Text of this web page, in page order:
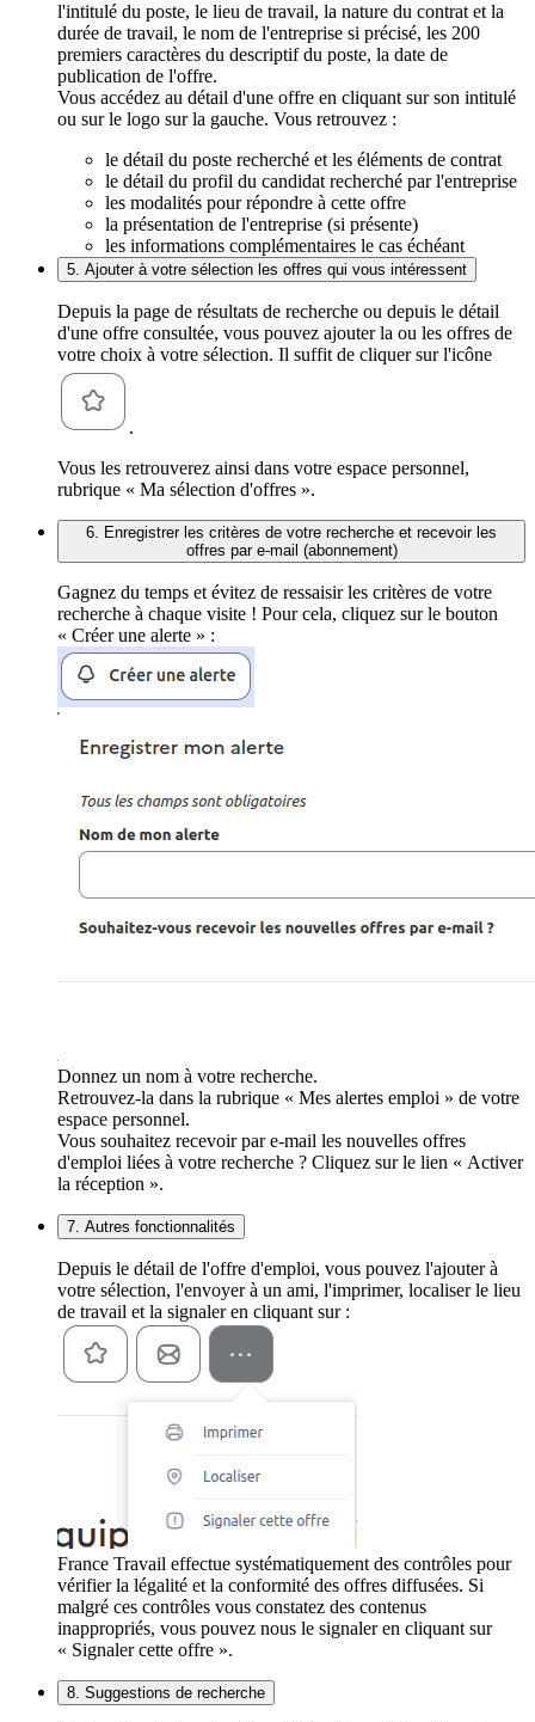
l'intitulé du poste, le lieu de travail, la nature du contrat et la
durée de travail, le nom de l'entreprise si précisé, les 200
premiers caractères du descriptif du poste, la date de
publication de l'offre.
Vous accédez au détail d'une offre en cliquant sur son intitulé
ou sur le logo sur la gauche. Vous retrouvez :
le détail du poste recherché et les éléments de contrat
le détail du profil du candidat recherché par l'entreprise
les modalités pour répondre à cette offre
la présentation de l'entreprise (si présente)
les informations complémentaires le cas échéant
5. Ajouter à votre sélection les offres qui vous intéressent
Depuis la page de résultats de recherche ou depuis le détail
d'une offre consultée, vous pouvez ajouter la ou les offres de
votre choix à votre sélection. Il suffit de cliquer sur l'icône
.
Vous les retrouverez ainsi dans votre espace personnel,
rubrique « Ma sélection d'offres ».
6. Enregistrer les critères de votre recherche et recevoir les
offres par e-mail (abonnement)
Gagnez du temps et évitez de ressaisir les critères de votre
recherche à chaque visite ! Pour cela, cliquez sur le bouton
« Créer une alerte » :
Donnez un nom à votre recherche.
Retrouvez-la dans la rubrique « Mes alertes emploi » de votre
espace personnel.
Vous souhaitez recevoir par e-mail les nouvelles offres
d'emploi liées à votre recherche ? Cliquez sur le lien « Activer
la réception ».
7. Autres fonctionnalités
Depuis le détail de l'offre d'emploi, vous pouvez l'ajouter à
votre sélection, l'envoyer à un ami, l'imprimer, localiser le lieu
de travail et la signaler en cliquant sur :
France Travail effectue systématiquement des contrôles pour
vérifier la légalité et la conformité des offres diffusées. Si
malgré ces contrôles vous constatez des contenus
inappropriés, vous pouvez nous le signaler en cliquant sur
« Signaler cette offre ».
8. Suggestions de recherche